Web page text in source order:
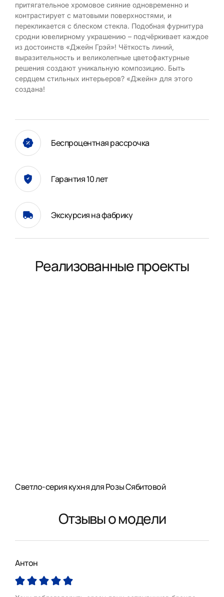
притягательное хромовое сияние одновременно и
контрастирует с матовыми поверхностями, и
перекликается с блеском стекла. Подобная фурнитура
сродни ювелирному украшению – подчёркивает каждое
из достоинств «Джейн Грэй»! Чёткость линий,
выразительность и великолепные цветофактурные
решения создают уникальную композицию. Быть
сердцем стильных интерьеров? «Джейн» для этого
создана!
Беспроцентная рассрочка
Гарантия 10 лет
Экскурсия на фабрику
Реализованные проекты
Светло-серия кухня для Розы Сябитовой
Отзывы о модели
Антон